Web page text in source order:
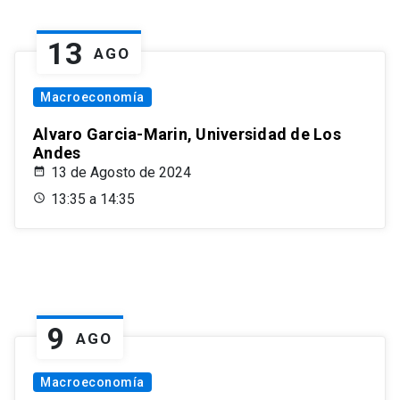
13 AGO
Macroeconomía
Alvaro Garcia-Marin, Universidad de Los
Andes
13 de Agosto de 2024
13:35 a 14:35
9 AGO
Macroeconomía